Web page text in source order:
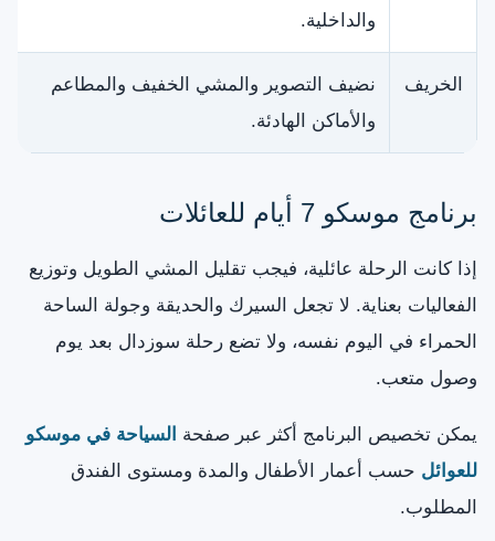
والداخلية.
الخريف
نضيف التصوير والمشي الخفيف والمطاعم
والأماكن الهادئة.
برنامج موسكو 7 أيام للعائلات
إذا كانت الرحلة عائلية، فيجب تقليل المشي الطويل وتوزيع
الفعاليات بعناية. لا تجعل السيرك والحديقة وجولة الساحة
الحمراء في اليوم نفسه، ولا تضع رحلة سوزدال بعد يوم
وصول متعب.
يمكن تخصيص البرنامج أكثر عبر صفحة السياحة في موسكو
للعوائل حسب أعمار الأطفال والمدة ومستوى الفندق
المطلوب.